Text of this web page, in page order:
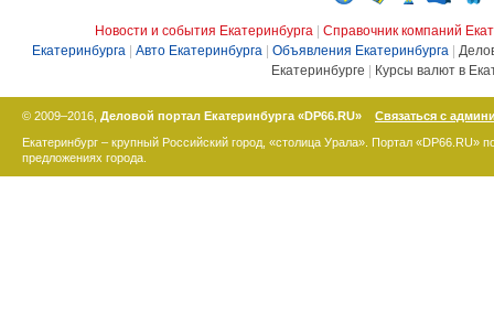
Новости и события Екатеринбурга
Справочник компаний
Екатеринбурга
Авто Екатеринбурга Объявления Екатеринбурга
Екатеринбурге
Курсы валют в
© 2009–2016, Деловой портал Екатеринбурга «DP66.RU»
Связаться с
Екатеринбург – крупный Российский город, «столица Урала». Портал «DP66.RU»
предложениях города.